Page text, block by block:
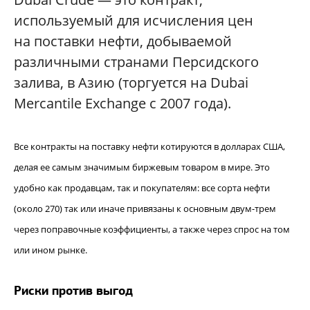
используемый для исчисления цен
на поставки нефти, добываемой
различными странами Персидского
залива, в Азию (торгуется на Dubai
Mercantile Exchange с 2007 года).
Все контракты на поставку нефти котируются в долларах США,
делая ее самым значимым биржевым товаром в мире. Это
удобно как продавцам, так и покупателям: все сорта нефти
(около 270) так или иначе привязаны к основным двум-трем
через поправочные коэффициенты, а также через спрос на том
или ином рынке.
Риски против выгод